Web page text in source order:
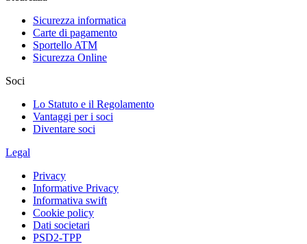
Sicurezza informatica
Carte di pagamento
Sportello ATM
Sicurezza Online
Soci
Lo Statuto e il Regolamento
Vantaggi per i soci
Diventare soci
Legal
Privacy
Informative Privacy
Informativa swift
Cookie policy
Dati societari
PSD2-TPP